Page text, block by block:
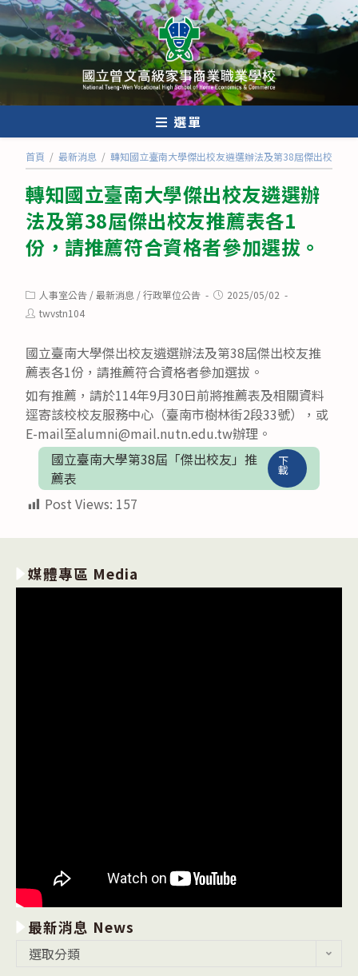
跳
轉
至
內
選單
首頁 / 最新消息 / 轉知國立臺南大學傑出校友遴選辦法及第38屆傑出校友推
轉知國立臺南大學傑出校友遴選辦
法及第38屆傑出校友推薦表各1
份，請推薦符合資格者參加選拔。
Post
category:
人事室公告 /最新消息 /行政單位公告
Post2025/05/02
Posttwvstn104
國立臺南大學傑出校友遴選辦法及第38屆傑出校友推
薦表各1份，請推薦符合資格者參加選拔。
如有推薦，請於114年9月30日前將推薦表及相關資料
逕寄該校校友服務中心（臺南市樹林街2段33號），或
E-mail至alumni@mail.nutn.edu.tw辦理。
國立臺南大學第38屆「傑出校友」推
薦表
下
載
Post Views: 157
媒體專區 Media
最新消息 News
選取分類